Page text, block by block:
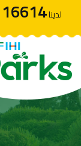
لدينا16614